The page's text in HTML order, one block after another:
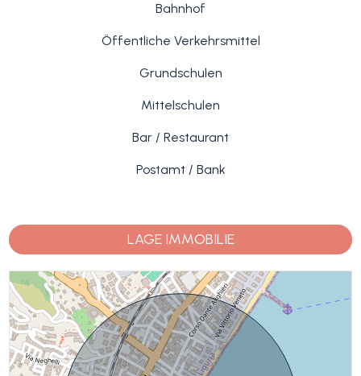
Bahnhof
Öffentliche Verkehrsmittel
Grundschulen
Mittelschulen
Bar / Restaurant
Postamt / Bank
LAGE IMMOBILIE